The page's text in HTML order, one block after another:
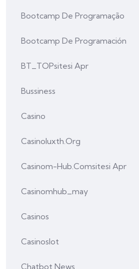
Bootcamp De Programação
Bootcamp De Programación
BT_TOPsitesi Apr
Bussiness
Casino
Casinoluxth.org
Casinom-Hub.comsitesi Apr
Casinomhub_may
Casinos
Casinoslot
Chatbot News